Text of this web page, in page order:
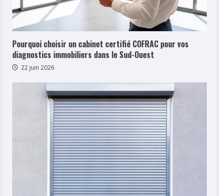
Pourquoi choisir un cabinet certifié COFRAC pour vos
diagnostics immobiliers dans le Sud-Ouest
22 juin 2026